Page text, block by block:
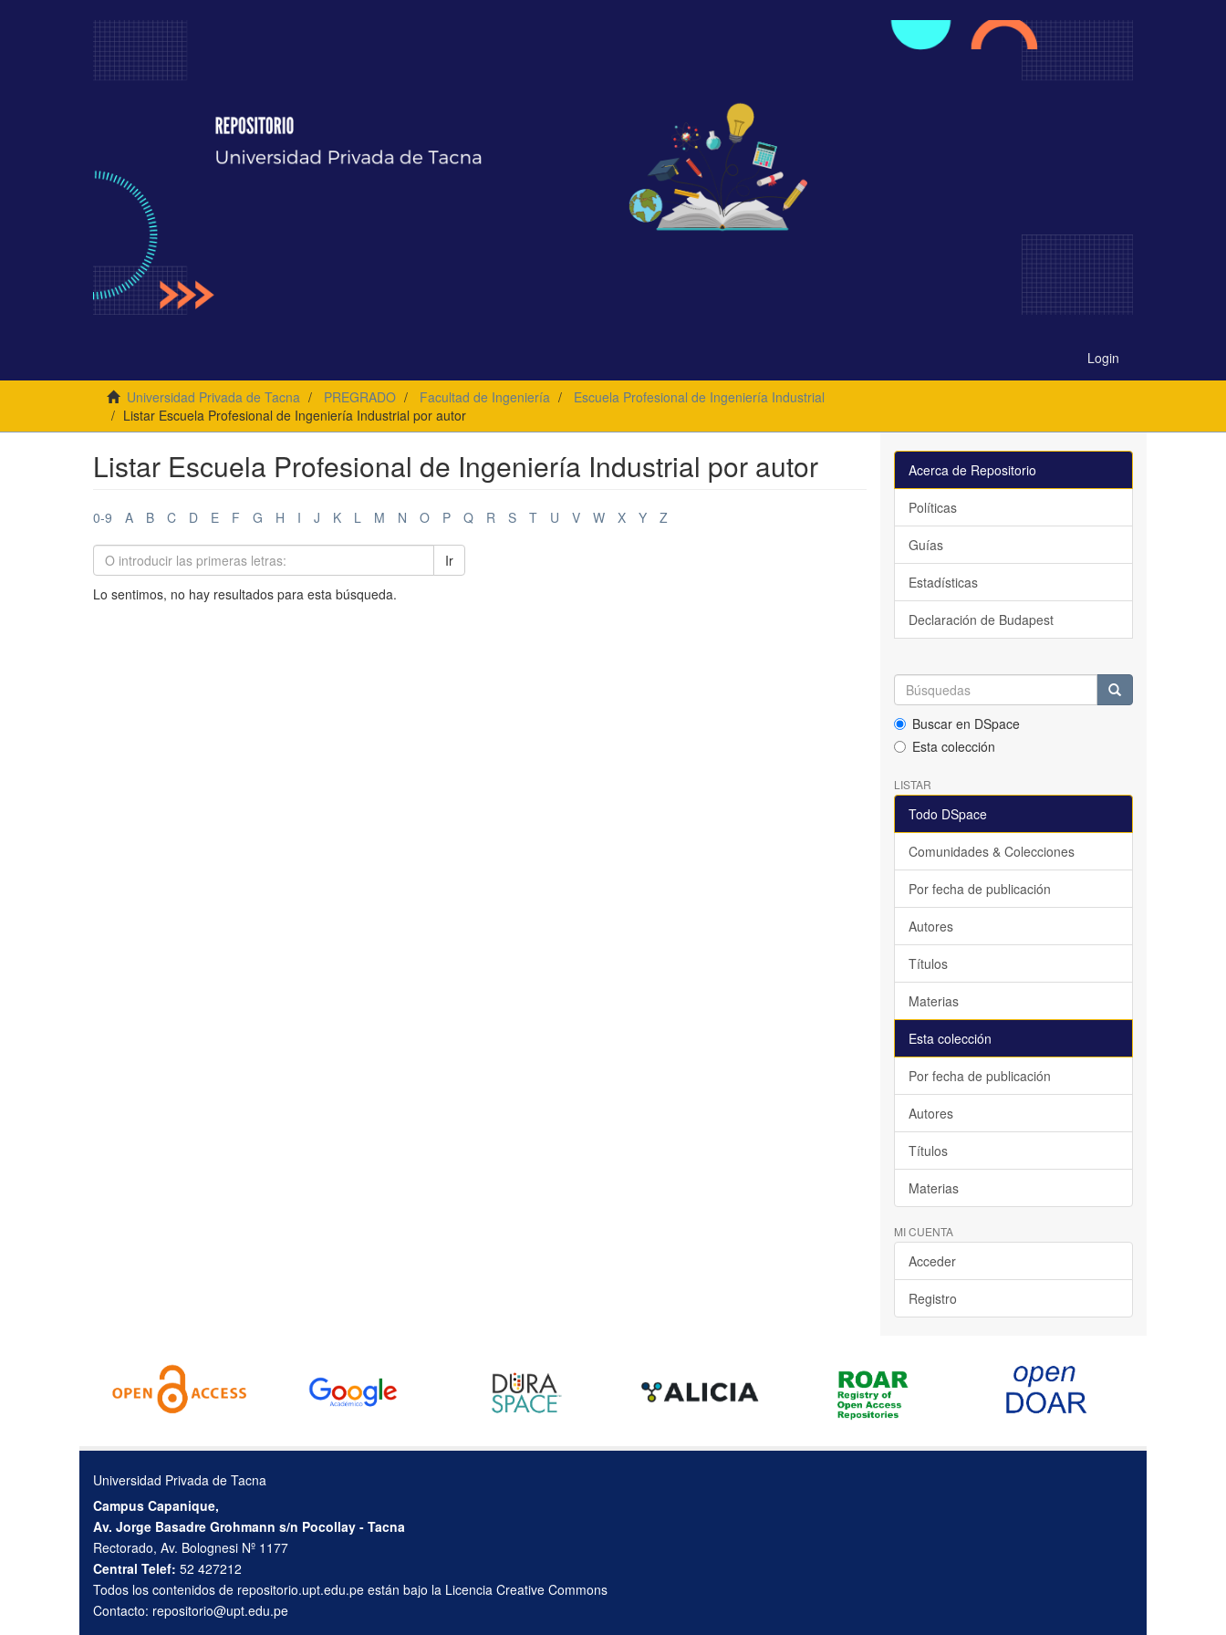
Login
Universidad Privada de Tacna PREGRADO Facultad de Ingeniería
Escuela Profesional de Ingeniería Industrial
Listar Escuela Profesional de Ingeniería Industrial por autor
Listar Escuela Profesional de Ingeniería Industrial por autor
0-9 A B C D E F G H I J K L M N O P Q R S T U V W X Y Z
Ir
Lo sentimos, no hay resultados para esta búsqueda.
Acerca de Repositorio
Políticas
Guías
Estadísticas
Declaración de Budapest
Buscar en DSpace
Esta colección
LISTAR
Todo DSpace
Comunidades & Colecciones
Por fecha de publicación
Autores
Títulos
Materias
Esta colección
Por fecha de publicación
Autores
Títulos
Materias
MI CUENTA
Acceder
Registro
Universidad Privada de Tacna
Campus Capanique,
Av. Jorge Basadre Grohmann s/n Pocollay - Tacna
Rectorado, Av. Bolognesi Nº 1177
Central Telef: 52 427212
Todos los contenidos de repositorio.upt.edu.pe están bajo la Licencia Creative Commons
Contacto: repositorio@upt.edu.pe